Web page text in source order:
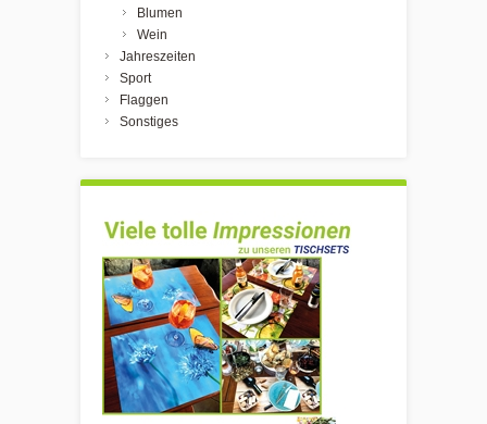
Blumen
Wein
Jahreszeiten
Sport
Flaggen
Sonstiges